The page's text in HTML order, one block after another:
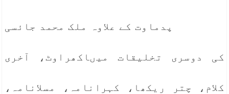
پدماوت کے علاوہ ملک محمد جائسی
کی دوسری تخلیقات میںاکھراوٹ، آخری
کلام، چتر ریکھا، کہرانامہ، مسلانامہ،